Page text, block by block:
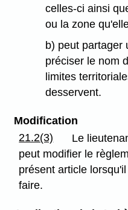
celles-ci ainsi
ou la zone
b) peut partager
préciser le nom
limites
desservent.
Modification
21.2(3)
Le
peut modifier le
présent article
faire.